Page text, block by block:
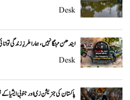
Desk
ایندھن مہنگا نہیں، ہمارا طرزِ زندگی
Desk
پاکستان کی جنریشن زی اور جنوبی ایشیا